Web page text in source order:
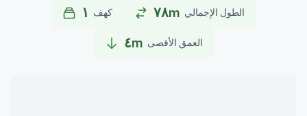
١ كهف ٧٨m الطول الإجمالي
٤m العمق الأقصى